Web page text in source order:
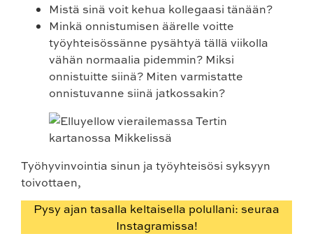
Mistä sinä voit kehua kollegaasi tänään?
Minkä onnistumisen äärelle voitte
työyhteisössänne pysähtyä tällä viikolla
vähän normaalia pidemmin? Miksi
onnistuitte siinä? Miten varmistatte
onnistuvanne siinä jatkossakin?
Työhyvinvointia sinun ja työyhteisösi syksyyn
toivottaen,
Pysy ajan tasalla keltaisella polullani: seuraa
Instagramissa!